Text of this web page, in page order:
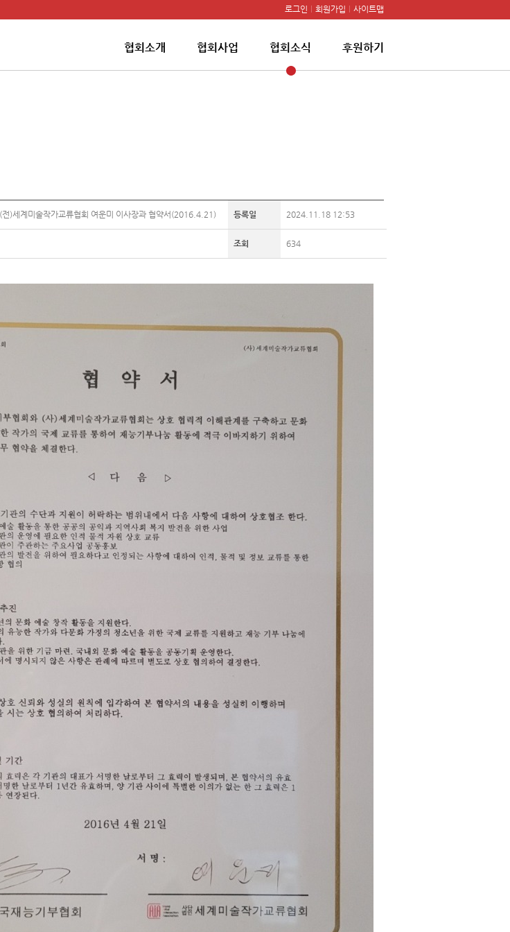
로그인 회원가입 사이트맵
협회소개 협회사업 협회소식 후원하기
전)세계미술작가교류협회 여운미 이사장과 협약서(2016.4.21) 등록일 2024.11.18 12:53
조회 634